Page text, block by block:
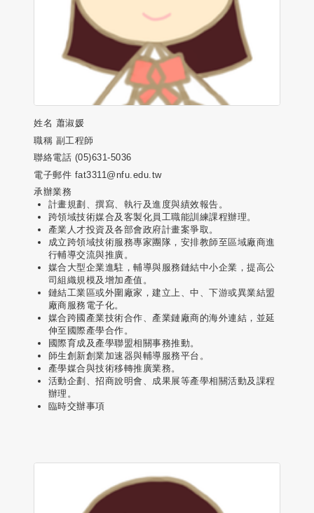
姓名 蕭淑媛
職稱 副工程師
聯絡電話 (05)631-5036
電子郵件 fat3311@nfu.edu.tw
承辦業務
計畫規劃、撰寫、執行及進度與績效報告。
跨領域技術媒合及客製化員工職能訓練課程辦理。
產業人才投資及各部會政府計畫案爭取。
成立跨領域技術服務專家團隊，安排教師至區域廠商進
行輔導交流與推廣。
媒合大型企業進駐，輔導與服務鏈結中小企業，提高公
司組織規模及增加產值。
鏈結工業區或外圍廠家，建立上、中、下游或異業結盟
廠商服務電子化。
媒合跨國產業技術合作、產業鏈廠商的海外連結，並延
伸至國際產學合作。
國際育成及產學聯盟相關事務推動。
師生創新創業加速器與輔導服務平台。
產學媒合與技術移轉推廣業務。
活動企劃、招商說明會、成果展等產學相關活動及課程
辦理。
臨時交辦事項